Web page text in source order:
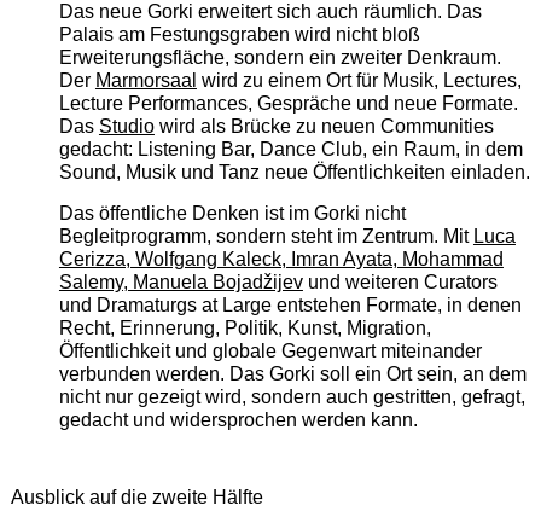
Das neue Gorki erweitert sich auch räumlich. Das
Palais am Festungsgraben wird nicht bloß
Erweiterungsfläche, sondern ein zweiter Denkraum.
Der Marmorsaal wird zu einem Ort für Musik, Lectures,
Lecture Performances, Gespräche und neue Formate.
Das Studiowird als Brücke zu neuen Communities
gedacht: Listening Bar, Dance Club, ein Raum, in dem
Sound, Musik und Tanz neue Öffentlichkeiten einladen.
Das öffentliche Denken ist im Gorki nicht
Begleitprogramm, sondern steht im Zentrum. Mit Luca
Cerizza, Wolfgang Kaleck, Imran Ayata, Mohammad
Salemy, Manuela Bojadžijevund weiteren Curators
und Dramaturgs at Large entstehen Formate, in denen
Recht, Erinnerung, Politik, Kunst, Migration,
Öffentlichkeit und globale Gegenwart miteinander
verbunden werden. Das Gorki soll ein Ort sein, an dem
nicht nur gezeigt wird, sondern auch gestritten, gefragt,
gedacht und widersprochen werden kann.
Ausblick auf die zweite Hälfte